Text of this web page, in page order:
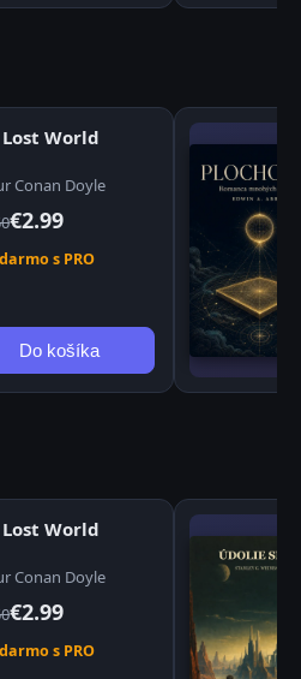
World
Conan Doyle
€2.99
s PRO
Do košíka
World
Conan Doyle
€2.99
s PRO